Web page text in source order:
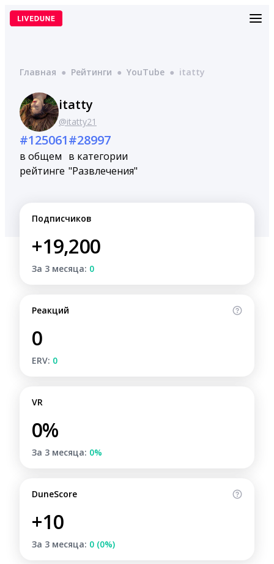
Перейти
Главная ● Рейтинги ● YouTube ● itatty
itatty
@itatty21
#125061
в общем
рейтинге
#28997
в категории
"Развлечения"
Подписчиков
+19,200
За 3 месяца: 0
Реакций
0
ERV: 0
VR
0%
За 3 месяца: 0%
DuneScore
+10
За 3 месяца: 0 (0%)